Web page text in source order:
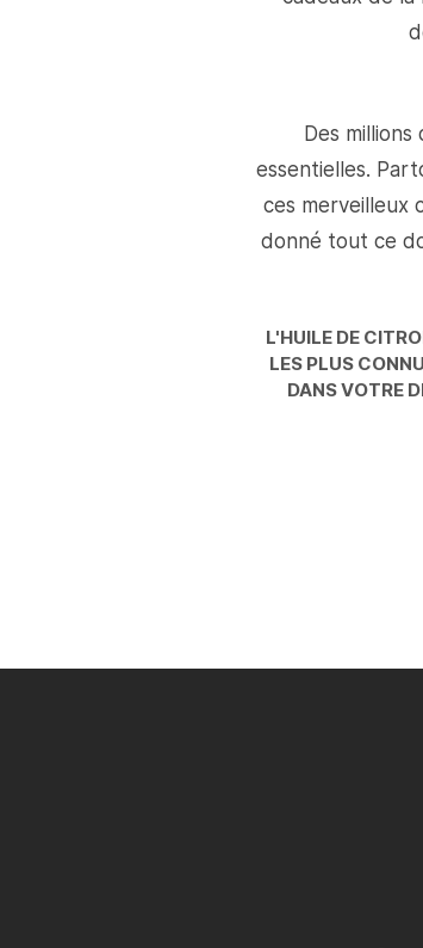
Des
essentielles.
ces merveilleux
donné tout ce
L'HUILE DE
LES PLUS
DANS VOTRE